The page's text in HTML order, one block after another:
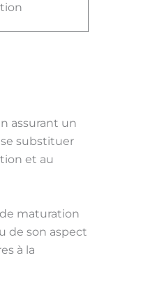
assurant un
substituer
et au
maturation
de son aspect
à la